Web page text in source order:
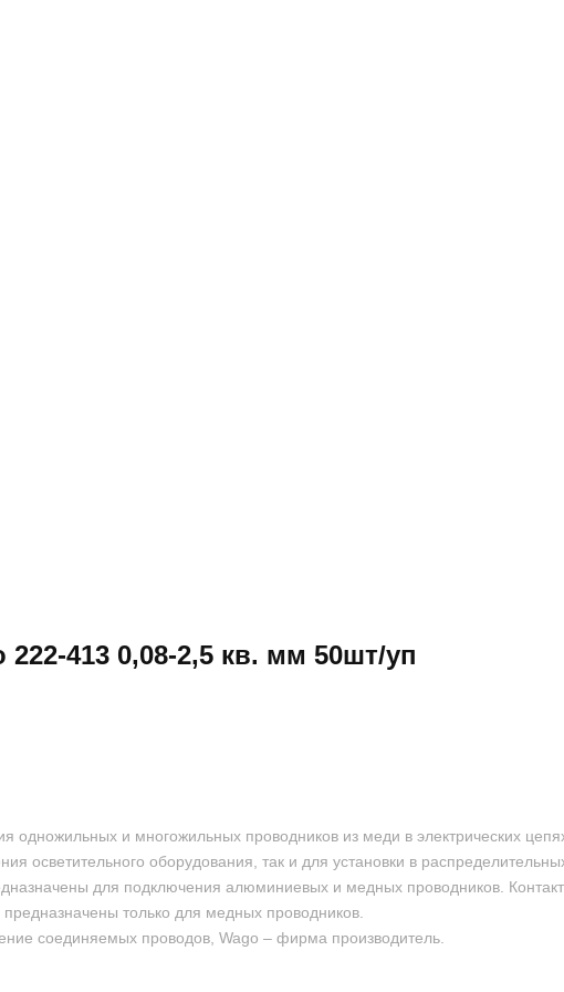
413 0,08-2,5 кв. мм 50шт/уп
одножильных и многожильных проводников из меди в электрических
осветительного оборудования, так и для установки в
для подключения алюминиевых и медных проводников.
только для медных проводников.
соединяемых проводов, Wago – фирма производитель.